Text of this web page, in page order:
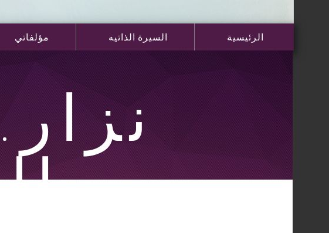
الرئيسية السيرة الذاتيه مؤلفاتي